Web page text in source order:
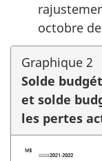
octobre
Graphique 2
Solde
et solde
les pertes